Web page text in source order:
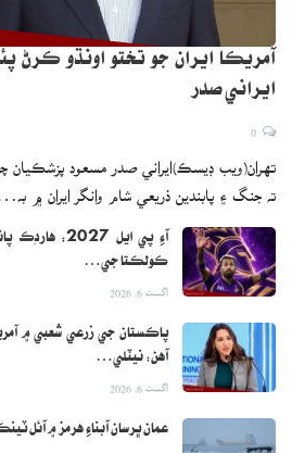
آمريڪا ايران جو تختو اونڌو ڪرڻ
ايراني صدر
تهران(ويب ڊيسڪ)ايراني صدر مسعود پزشڪيان
ته جنگ ۽ پابندين ذريعي شام وانگر ايران ۾ به…
آءِ پي ايل
ڪولڪتا جي…
اگست 6, 2026
پاڪستان جي زرعي شعبي ۾
آهن: نيٽلي…
اگست 6, 2026
عمان ڀرسان آبناءِ هرمز ۾ آئل